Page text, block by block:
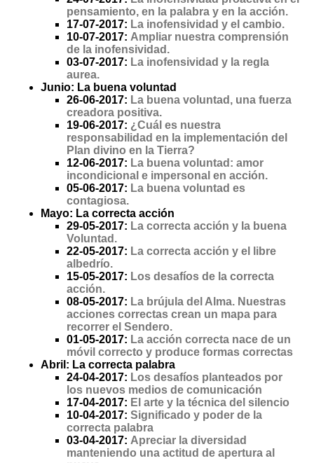
pensamiento, en la palabra y en la acción.
17-07-2017: La inofensividad y el cambio.
10-07-2017: Ampliar nuestra comprensión
de la inofensividad.
03-07-2017: La inofensividad y la regla
aurea.
Junio: La buena voluntad
26-06-2017: La buena voluntad, una fuerza
creadora positiva.
19-06-2017: ¿Cuál es nuestra
responsabilidad en la implementación del
Plan divino en la Tierra?
12-06-2017: La buena voluntad: amor
incondicional e impersonal en acción.
05-06-2017: La buena voluntad es
contagiosa.
Mayo: La correcta acción
29-05-2017: La correcta acción y la buena
Voluntad.
22-05-2017: La correcta acción y el libre
albedrío.
15-05-2017: Los desafíos de la correcta
acción.
08-05-2017: La brújula del Alma. Nuestras
acciones correctas crean un mapa para
recorrer el Sendero.
01-05-2017: La acción correcta nace de un
móvil correcto y produce formas correctas
Abril: La correcta palabra
24-04-2017: Los desafíos planteados por
los nuevos medios de comunicación
17-04-2017: El arte y la técnica del silencio
10-04-2017:Significado y poder de la
correcta palabra
03-04-2017: Apreciar la diversidad
manteniendo una actitud de apertura al